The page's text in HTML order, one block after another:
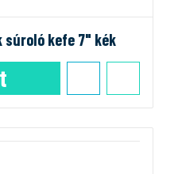
súroló kefe 7" kék